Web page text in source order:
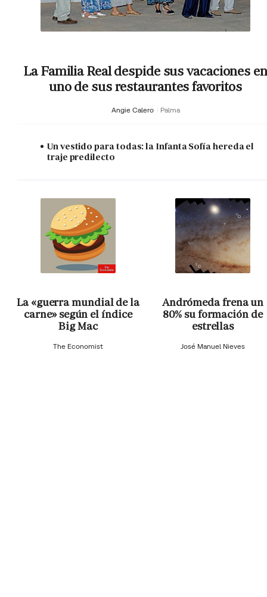
La Familia Real despide sus vacaciones en
uno de sus restaurantes favoritos
Angie Calero Palma
Un vestido para todas: la Infanta Sofía hereda el
traje predilecto
La «guerra mundial de la
carne» según el índice
Big Mac
The Economist
Andrómeda frena un
80% su formación de
estrellas
José Manuel Nieves